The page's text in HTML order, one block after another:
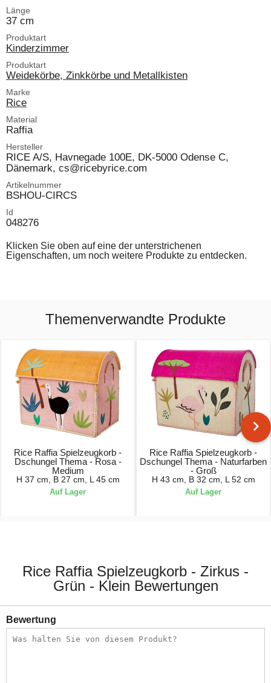
Länge
37 cm
Produktart
Kinderzimmer
Produktart
Weidekörbe, Zinkkörbe und Metallkisten
Marke
Rice
Material
Raffia
Hersteller
RICE A/S, Havnegade 100E, DK-5000 Odense C,
Dänemark, cs@ricebyrice.com
Artikelnummer
BSHOU-CIRCS
Id
048276
Klicken Sie oben auf eine der unterstrichenen
Eigenschaften, um noch weitere Produkte zu entdecken.
Themenverwandte Produkte
Rice Raffia Spielzeugkorb -
Dschungel Thema - Rosa -
Medium
H 37 cm, B 27 cm, L 45 cm
Auf Lager
Rice Raffia Spielzeugkorb -
Dschungel Thema - Naturfarben
- Groß
H 43 cm, B 32 cm, L 52 cm
Auf Lager
Rice Raffia Spielzeugkorb - Zirkus -
Grün - Klein Bewertungen
Bewertung